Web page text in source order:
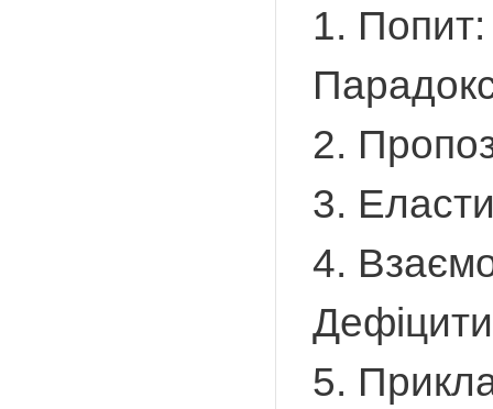
1.
2.
3.
4.
5.